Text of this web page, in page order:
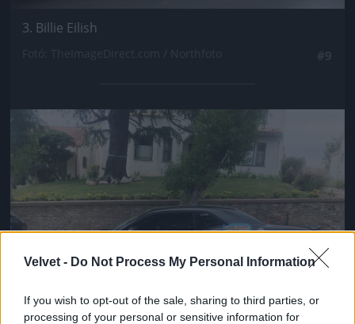
Velvet - Do Not Process My Personal Information
If you wish to opt-out of the sale, sharing to third parties, or
processing of your personal or sensitive information for
3. Billie Eilish
Jön még kép!